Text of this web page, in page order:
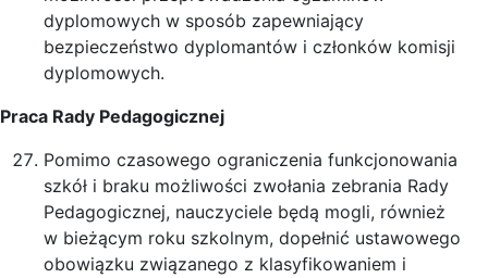
dyplomowych w sposób zapewniający
bezpieczeństwo dyplomantów i członków komisji
dyplomowych.
Praca Rady Pedagogicznej
Pomimo czasowego ograniczenia funkcjonowania
szkół i braku możliwości zwołania zebrania Rady
Pedagogicznej, nauczyciele będą mogli, również
w bieżącym roku szkolnym, dopełnić ustawowego
obowiązku związanego z klasyfikowaniem i